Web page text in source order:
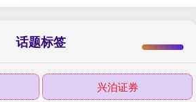
话题标签
兴泊证券